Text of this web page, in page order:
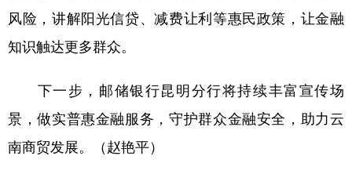
风险，讲解阳光信贷、减费让利等惠民政策，让金融
知识触达更多群众。
下一步，邮储银行昆明分行将持续丰富宣传场
景，做实普惠金融服务，守护群众金融安全，助力云
南商贸发展。（赵艳平）